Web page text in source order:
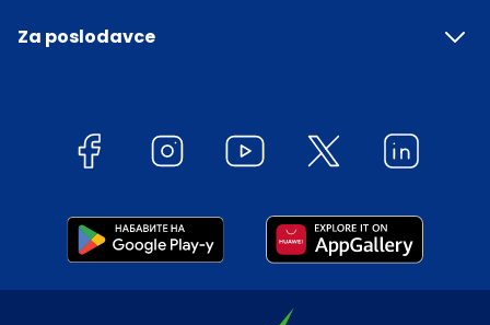
Za poslodavce